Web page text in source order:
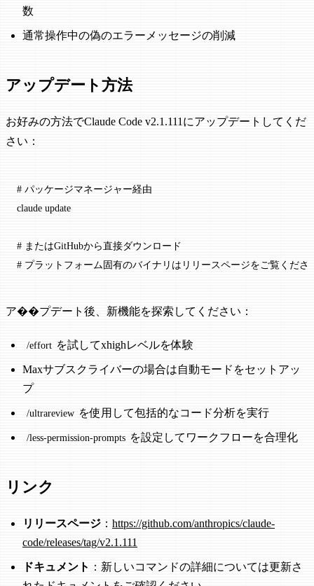
数
通常操作中の偽のエラーメッセージの削減
アップデート方法
お好みの方法でClaude Code v2.1.111にアップデートしてくだ
さい：
# パッケージマネージャー経由
claude update
# またはGitHubから直接ダウンロード
# プラットフォーム固有のバイナリはリリースページをご覧くださ
ア��プデート後、新機能を探索してください：
/effort を試してxhighレベルを体験
Maxサブスクライバーの場合は自動モードをセットアッ
プ
/ultrareview を使用して包括的なコード分析を実行
/less-permission-prompts を設定してワークフローを合理化
リンク
リリースページ ： https://github.com/anthropics/claude-
code/releases/tag/v2.1.111
ドキュメント ：新しいコマンドの詳細については更新さ